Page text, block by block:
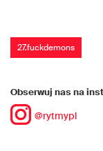
27.fuckdemons
Obserwuj nas na
@rytmypl